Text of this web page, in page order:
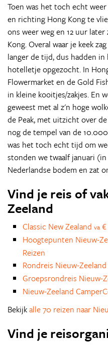
Toen was het toch echt
en richting Hong Kong te
ons weer weg en 12 uur
Kong. Overal waar je keek
langer de tijd, dus hadden
hotelletje opgezocht. In
Flowermarket en de Gold
in kleine kooitjes/zakjes. En
geweest met al z'n hoge
de Peak, met uitzicht over
nog de tempel van de
was het toch echt tijd om
stonden we twaalf januari
Nederlandse bodem en zat
Vind je reis of
Zeeland
Classic New Zealand va €
Hoogtepunten Nieuw-
Reizen
Rondreis Nieuw-Zeeland
Groepsrondreis Nieuw-
Nieuw-Zeeland
Bekijkalle 70 reizen naar
Vind je